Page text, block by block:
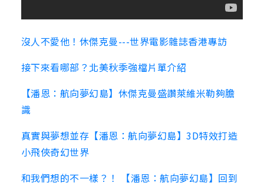
沒人不愛他！休傑克曼---世界電影雜誌香港專訪
接下來看哪部？北美秋季強檔片單介紹
【潘恩：航向夢幻島】休傑克曼盛讚萊維米勒夠膽
識
真實與夢想並存【潘恩：航向夢幻島】3D特效打造
小飛俠奇幻世界
和我們想的不一樣？！ 【潘恩：航向夢幻島】回到